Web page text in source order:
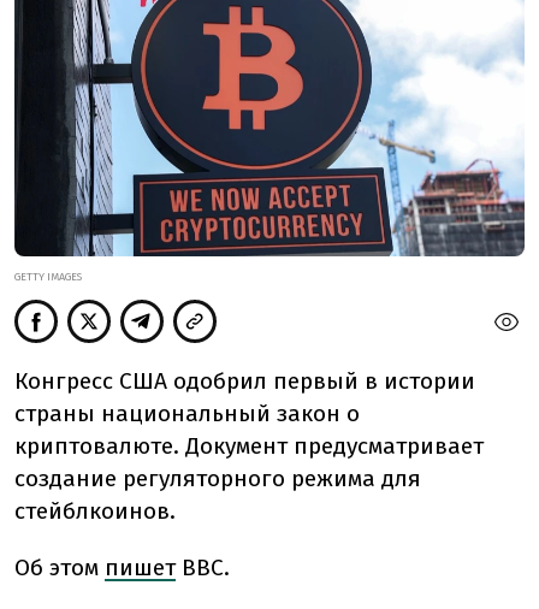
GETTY IMAGES
Конгресс США одобрил первый в истории
страны национальный закон о
криптовалюте. Документ предусматривает
создание регуляторного режима для
стейблкоинов.
Об этом пишетBBC.